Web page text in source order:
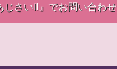
じさいⅡ』でお問い合わせ